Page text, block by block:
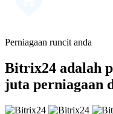
Perniagaan runcit anda
Bitrix24 adalah
juta perniagaan